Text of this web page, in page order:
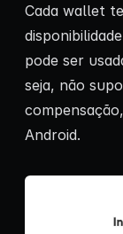
Cada wallet
pode ser
seja, não
Android.